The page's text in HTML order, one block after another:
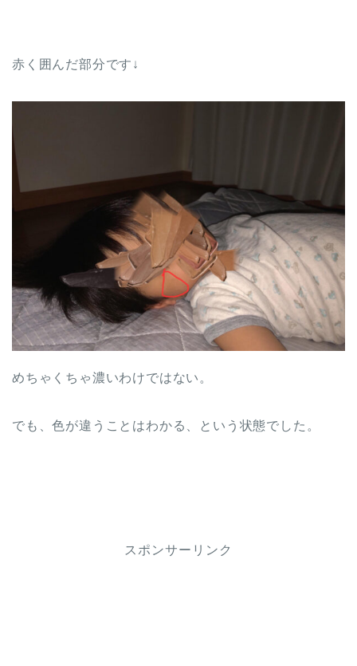
赤く囲んだ部分です↓
めちゃくちゃ濃いわけではない。
でも、色が違うことはわかる、という状態でした。
スポンサーリンク